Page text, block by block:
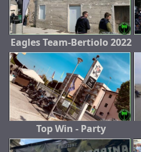
Eagles Team-Bertiolo 2022
Top Win - Party